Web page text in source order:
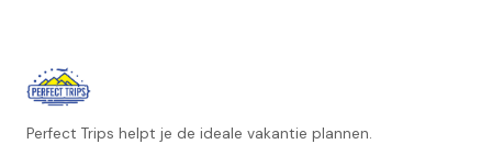
Perfect Trips helpt je de ideale vakantie plannen.